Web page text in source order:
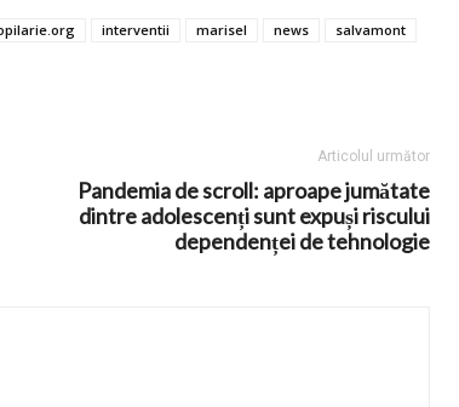
interventii marisel news
salvamont
Articolul următor
Pandemia de scroll: aproape jumătate
dintre adolescenți sunt expuși riscului
dependenței de tehnologie